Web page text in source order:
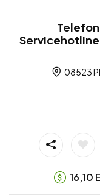
Servicehotline
08523
16,10